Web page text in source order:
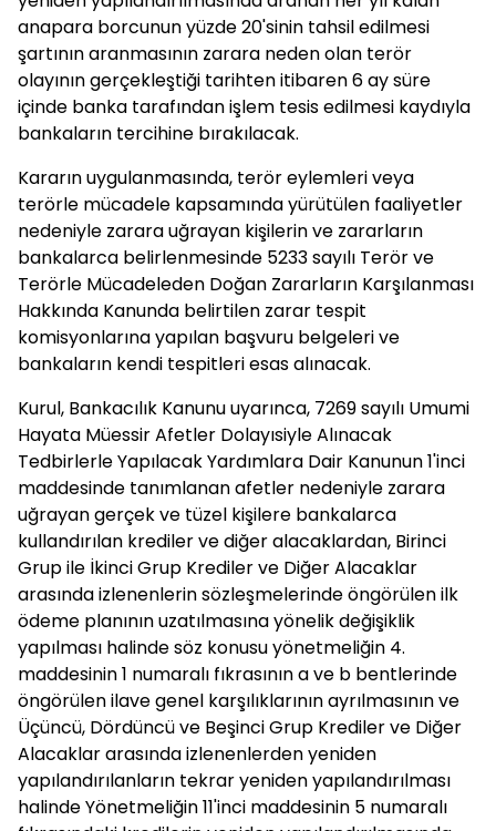
anapara borcunun yüzde 20'sinin tahsil edilmesi
şartının aranmasının zarara neden olan terör
olayının gerçekleştiği tarihten itibaren 6 ay süre
içinde banka tarafından işlem tesis edilmesi kaydıyla
bankaların tercihine bırakılacak.
Kararın uygulanmasında, terör eylemleri veya
terörle mücadele kapsamında yürütülen faaliyetler
nedeniyle zarara uğrayan kişilerin ve zararların
bankalarca belirlenmesinde 5233 sayılı Terör ve
Terörle Mücadeleden Doğan Zararların Karşılanması
Hakkında Kanunda belirtilen zarar tespit
komisyonlarına yapılan başvuru belgeleri ve
bankaların kendi tespitleri esas alınacak.
Kurul, Bankacılık Kanunu uyarınca, 7269 sayılı Umumi
Hayata Müessir Afetler Dolayısiyle Alınacak
Tedbirlerle Yapılacak Yardımlara Dair Kanunun 1'inci
maddesinde tanımlanan afetler nedeniyle zarara
uğrayan gerçek ve tüzel kişilere bankalarca
kullandırılan krediler ve diğer alacaklardan, Birinci
Grup ile İkinci Grup Krediler ve Diğer Alacaklar
arasında izlenenlerin sözleşmelerinde öngörülen ilk
ödeme planının uzatılmasına yönelik değişiklik
yapılması halinde söz konusu yönetmeliğin 4.
maddesinin 1 numaralı fıkrasının a ve b bentlerinde
öngörülen ilave genel karşılıklarının ayrılmasının ve
Üçüncü, Dördüncü ve Beşinci Grup Krediler ve Diğer
Alacaklar arasında izlenenlerden yeniden
yapılandırılanların tekrar yeniden yapılandırılması
halinde Yönetmeliğin 11'inci maddesinin 5 numaralı